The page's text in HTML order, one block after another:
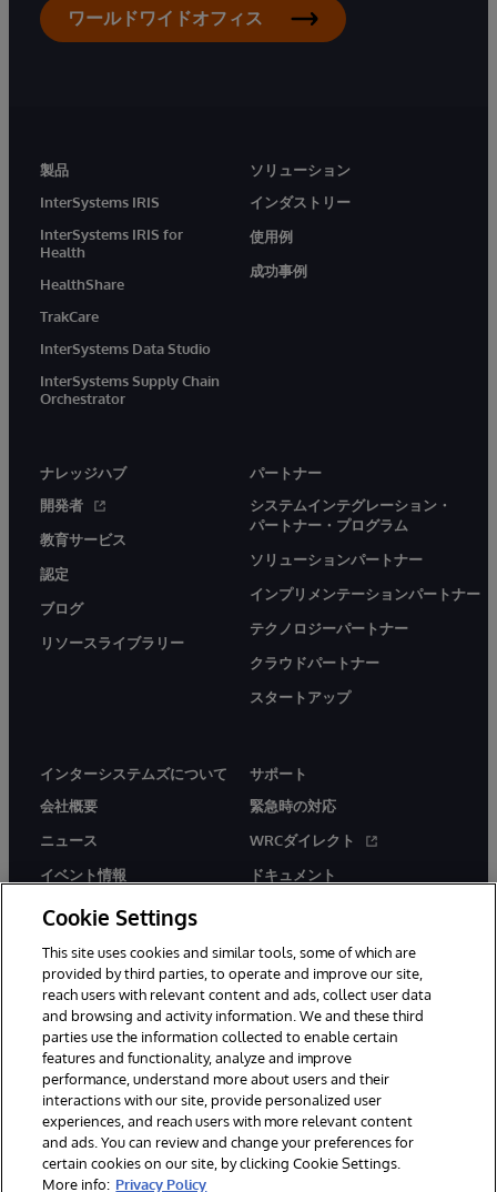
ワールドワイドオフィス
製品
InterSystems IRIS
InterSystems IRIS for
Health
HealthShare
TrakCare
InterSystems Data Studio
InterSystems Supply Chain
Orchestrator
ソリューション
インダストリー
使用例
成功事例
ナレッジハブ
開発者
教育サービス
認定
ブログ
リソースライブラリー
パートナー
システムインテグレーション・
パートナー・プログラム
ソリューションパートナー
インプリメンテーションパートナー
テクノロジーパートナー
クラウドパートナー
スタートアップ
インターシステムズについて
会社概要
ニュース
イベント情報
採用情報
サポート
緊急時の対応
WRCダイレクト
ドキュメント
© 1996-2026Y InterSystems Corporation, Boston, MA. All Rights
Reserved.
お知らせ／ご利用規約
プライバシーステートメント
保証について
アクセシビリティ
Cookie Settings
This site uses cookies and similar tools, some of which are
provided by third parties, to operate and improve our site,
reach users with relevant content and ads, collect user data
and browsing and activity information. We and these third
parties use the information collected to enable certain
features and functionality, analyze and improve
performance, understand more about users and their
interactions with our site, provide personalized user
experiences, and reach users with more relevant content
and ads. You can review and change your preferences for
certain cookies on our site, by clicking Cookie Settings.
More info: Privacy Policy